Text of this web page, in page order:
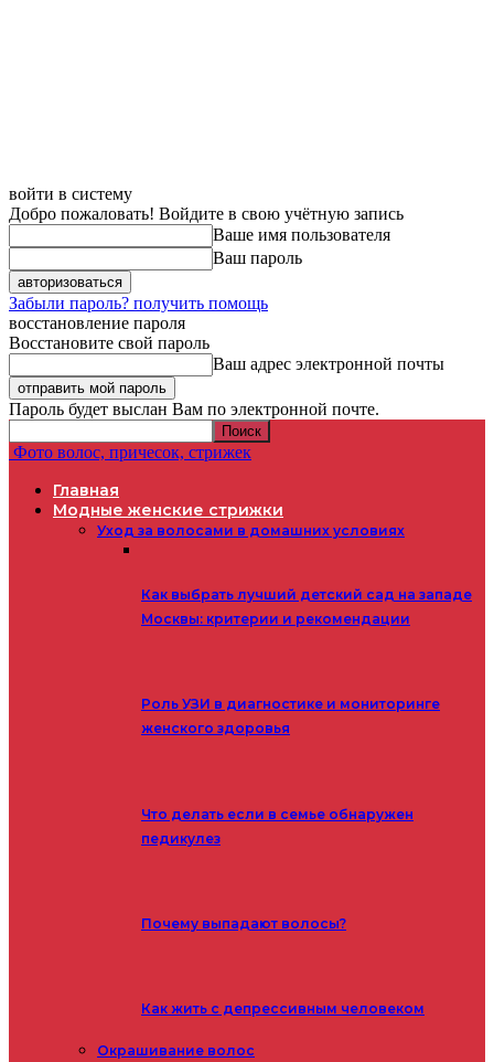
войти в систему
Добро пожаловать! Войдите в свою учётную запись
Ваше имя пользователя
Ваш пароль
Забыли пароль? получить помощь
восстановление пароля
Восстановите свой пароль
Ваш адрес электронной почты
Пароль будет выслан Вам по электронной почте.
Фото волос, причесок, стрижек
Главная
Модные женские стрижки
Уход за волосами в домашних условиях
Как выбрать лучший детский сад на западе
Москвы: критерии и рекомендации
Роль УЗИ в диагностике и мониторинге
женского здоровья
Что делать если в семье обнаружен
педикулез
Почему выпадают волосы?
Как жить с депрессивным человеком
Окрашивание волос